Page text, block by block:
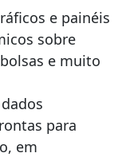
e painéis
sobre
e muito
para
em